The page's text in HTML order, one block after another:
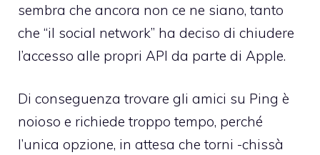
sembra che ancora non ce ne siano, tanto
che “il social network” ha deciso di chiudere
l’accesso alle propri API da parte di Apple.
Di conseguenza trovare gli amici su Ping è
noioso e richiede troppo tempo, perché
l’unica opzione, in attesa che torni -chissà